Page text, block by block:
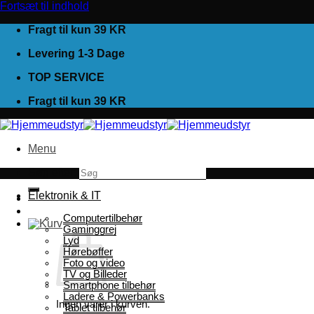
Fortsæt til indhold
Fragt til kun 39 KR
Levering 1-3 Dage
TOP SERVICE
Fragt til kun 39 KR
Menu
Ingen varer i kurven.
Elektronik & IT
Computertilbehør
Gaminggrej
Lyd
Hørebøffer
Foto og video
TV og Billeder
Smartphone tilbehør
Ladere & Powerbanks
Tablet tilbehør